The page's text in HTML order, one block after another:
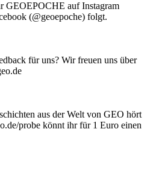
GEOEPOCHE auf Instagram
(@geoepoche) folgt.
für uns? Wir freuen uns über
aus der Welt von GEO hört
probe könnt ihr für 1 Euro einen